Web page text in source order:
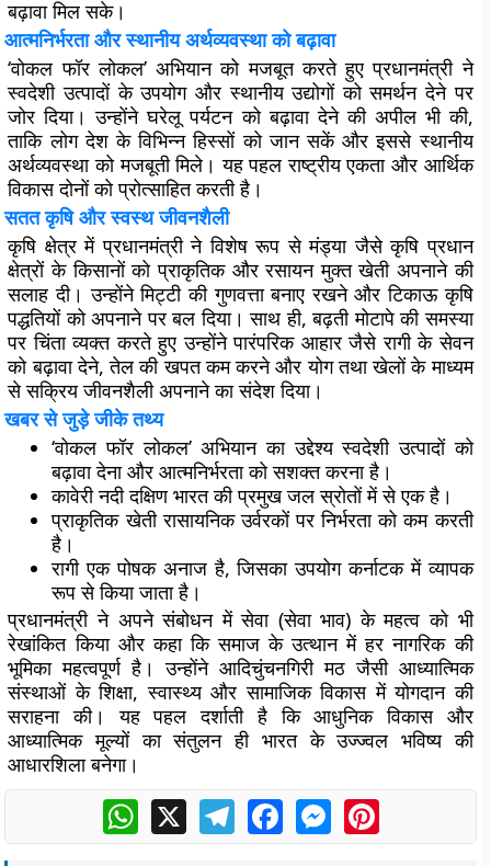
बढ़ावा मिल सके।
आत्मनिर्भरता और स्थानीय अर्थव्यवस्था को बढ़ावा
‘वोकल फॉर लोकल’ अभियान को मजबूत करते हुए प्रधानमंत्री ने
स्वदेशी उत्पादों के उपयोग और स्थानीय उद्योगों को समर्थन देने पर
जोर दिया। उन्होंने घरेलू पर्यटन को बढ़ावा देने की अपील भी की,
ताकि लोग देश के विभिन्न हिस्सों को जान सकें और इससे स्थानीय
अर्थव्यवस्था को मजबूती मिले। यह पहल राष्ट्रीय एकता और आर्थिक
विकास दोनों को प्रोत्साहित करती है।
सतत कृषि और स्वस्थ जीवनशैली
कृषि क्षेत्र में प्रधानमंत्री ने विशेष रूप से मंड्या जैसे कृषि प्रधान
क्षेत्रों के किसानों को प्राकृतिक और रसायन मुक्त खेती अपनाने की
सलाह दी। उन्होंने मिट्टी की गुणवत्ता बनाए रखने और टिकाऊ कृषि
पद्धतियों को अपनाने पर बल दिया। साथ ही, बढ़ती मोटापे की समस्या
पर चिंता व्यक्त करते हुए उन्होंने पारंपरिक आहार जैसे रागी के सेवन
को बढ़ावा देने, तेल की खपत कम करने और योग तथा खेलों के माध्यम
से सक्रिय जीवनशैली अपनाने का संदेश दिया।
खबर से जुड़े जीके तथ्य
‘वोकल फॉर लोकल’ अभियान का उद्देश्य स्वदेशी उत्पादों को
बढ़ावा देना और आत्मनिर्भरता को सशक्त करना है।
कावेरी नदी दक्षिण भारत की प्रमुख जल स्रोतों में से एक है।
प्राकृतिक खेती रासायनिक उर्वरकों पर निर्भरता को कम करती
है।
रागी एक पोषक अनाज है, जिसका उपयोग कर्नाटक में व्यापक
रूप से किया जाता है।
प्रधानमंत्री ने अपने संबोधन में सेवा (सेवा भाव) के महत्व को भी
रेखांकित किया और कहा कि समाज के उत्थान में हर नागरिक की
भूमिका महत्वपूर्ण है। उन्होंने आदिचुंचनगिरी मठ जैसी आध्यात्मिक
संस्थाओं के शिक्षा, स्वास्थ्य और सामाजिक विकास में योगदान की
सराहना की। यह पहल दर्शाती है कि आधुनिक विकास और
आध्यात्मिक मूल्यों का संतुलन ही भारत के उज्ज्वल भविष्य की
आधारशिला बनेगा।
WhatsApp
X TelegramFacebookMessengerPinterest